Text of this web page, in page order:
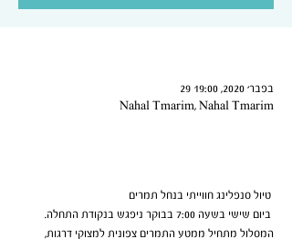
29 בפבר׳ 2020, 19:00
Nahal Tmarim, Nahal Tmarim
טיול סנפלינג חווייתי בנחל תמרים
ביום שישי בשעה 7:00 בבוקר ניפגש בנקודת התחלה.
המסלול מתחיל ממטע התמרים צפונית למצוקי דרגות,